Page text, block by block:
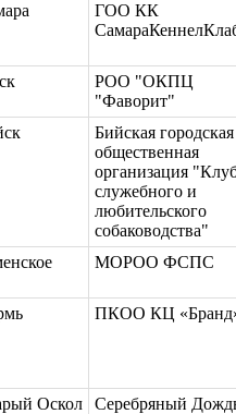
ГОО КК
РОО "ОКПЦ
"Фаворит"
Бийская городская
общественная
организация
служебного и
любительского
собаководства"
МОРОО ФСПС
ПКОО КЦ
Оскол Серебряный